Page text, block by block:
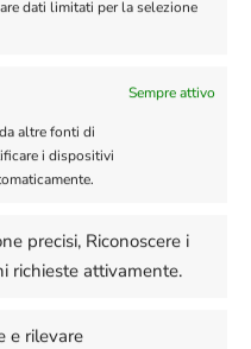
dati limitati per la selezione
Sempre attivo
altre fonti di
i dispositivi
precisi, Riconoscere i
richieste attivamente.
e rilevare
fetchgroup